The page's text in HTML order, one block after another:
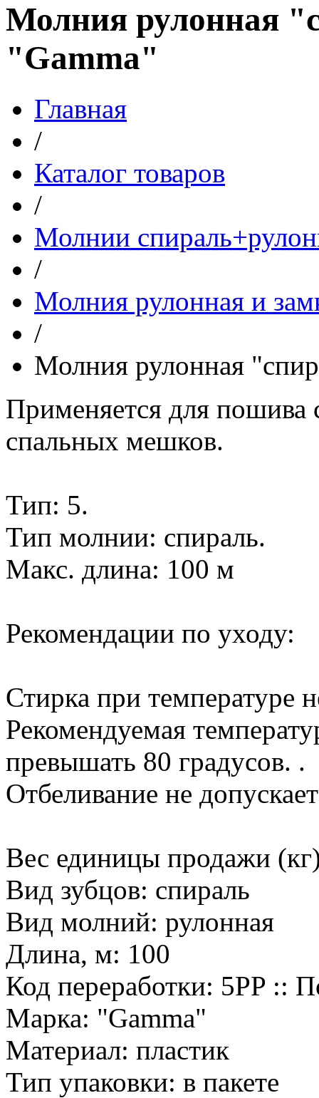
Молния рулонная
"Gamma"
Главная
/
Каталог товаров
/
Молнии
/
Молния рулонная и
/
Молния рулонная
Применяется для пошива
спальных мешков.
Тип: 5.
Тип молнии: спираль.
Макс. длина: 100 м
Рекомендации по уходу:
Стирка при температуре
Рекомендуемая
превышать 80 градусов. .
Отбеливание не
Вес единицы продажи
Вид зубцов: спираль
Вид молний: рулонная
Длина, м: 100
Код переработки: 5PP ::
Марка: "Gamma"
Материал: пластик
Тип упаковки: в пакете